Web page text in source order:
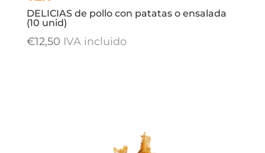
DELICIAS de pollo con patatas o ensalada
(10 unid)
€12,50 IVA incluido